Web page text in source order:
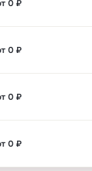
0 ₽
0 ₽
0 ₽
0 ₽